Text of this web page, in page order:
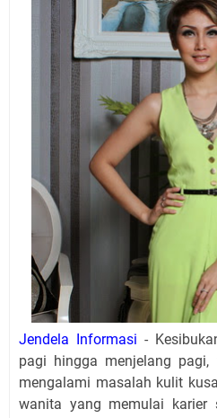
Jendela Informasi -
pagi hingga menjelang
mengalami masalah kulit
wanita yang memulai karier